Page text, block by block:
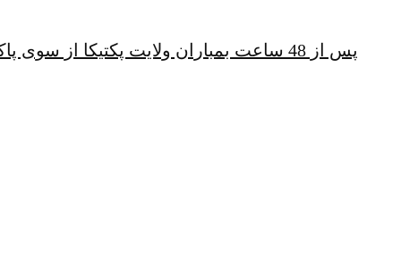
پس از 48 ساعت بمباران ولایت پکتیکا از سوی پاکستان؛ شهباز شریف همچنان خشمگین است